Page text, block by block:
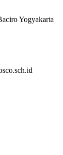
Yogyakarta